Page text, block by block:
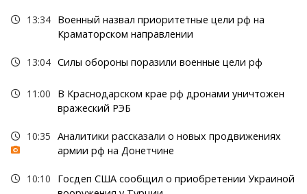
13:34 Военный назвал приоритетные цели рф на
Краматорском направлении
13:04 Силы обороны поразили военные цели рф
11:00
В Краснодарском крае рф дронами уничтожен
вражеский РЭБ
10:35 Аналитики рассказали о новых продвижениях
армии рф на Донетчине
10:10
Госдеп США сообщил о приобретении Украиной